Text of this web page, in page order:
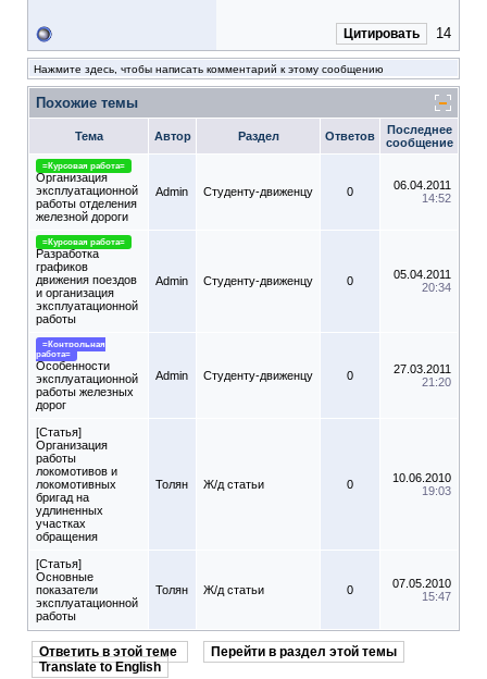
Цитировать 14
Нажмите здесь, чтобы написать комментарий к этому сообщению
Похожие темы
Тема Автор Раздел Ответов
Последнее
сообщение
=Курсовая работа=
Организация
эксплуатационной
работы отделения
железной дороги
Admin Студенту-движeнцу 0
06.04.2011
14:52
=Курсовая работа=
Разработка
графиков
движения поездов
и организация
эксплуатационной
работы
Admin Студенту-движeнцу 0
05.04.2011
20:34
=Контрольная
работа=
Особенности
эксплуатационной
работы железных
дорог
Admin Студенту-движeнцу 0
27.03.2011
21:20
[Статья]
Организация
работы
локомотивов и
локомотивных
бригад на
удлиненных
участках
обращения
Толян Ж/д статьи 0
10.06.2010
19:03
[Статья]
Основные
показатели
эксплуатационной
работы
Толян Ж/д статьи 0
07.05.2010
15:47
Ответить в этой теме
Перейти в раздел этой темы
Translate to English